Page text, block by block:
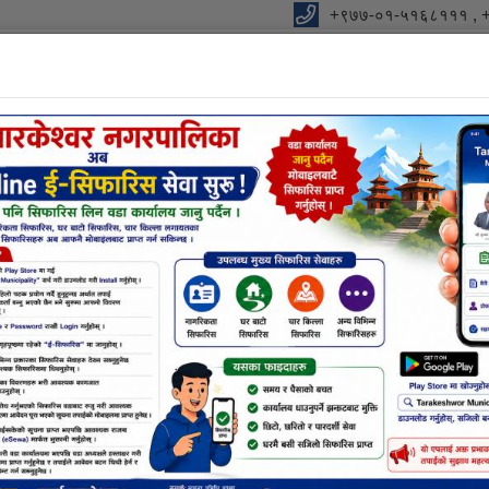
+९७७-०१-५१६८१११ ,
कार्यालय
आधार "
विधुतीय शुसासन सेवा शाखा सूचना तथा जानकारी
गर्ने सम्बन्धी सूचना
७ दिन भित्र खाली गर्ने सम्बन्धी सूचना